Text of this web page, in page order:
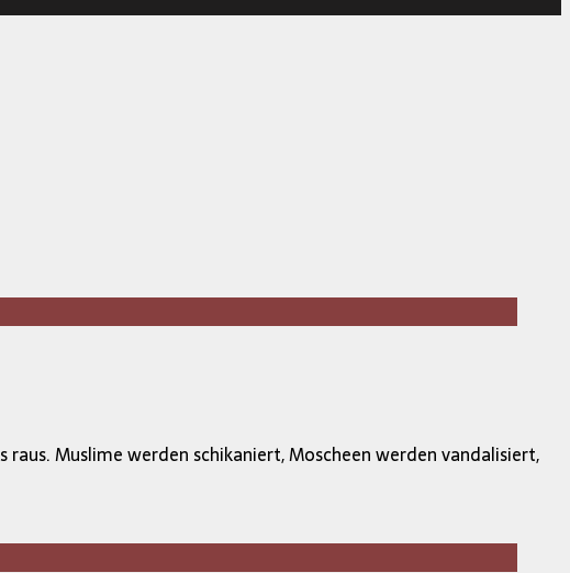
Muslime werden schikaniert, Moscheen werden vandalisiert,